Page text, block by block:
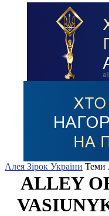
Алея Зірок України Теми
ALLEY